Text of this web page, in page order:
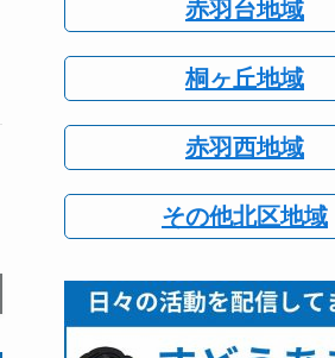
赤羽台地域
桐ヶ丘地域
赤羽西地域
その他北区地域